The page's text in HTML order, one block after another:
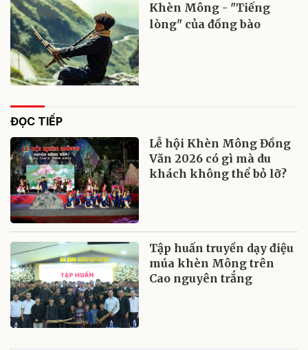
Khèn Mông - "Tiếng
lòng" của đồng bào
ĐỌC TIẾP
Lễ hội Khèn Mông Đồng
Văn 2026 có gì mà du
khách không thể bỏ lỡ?
Tập huấn truyền dạy điệu
múa khèn Mông trên
Cao nguyên trắng